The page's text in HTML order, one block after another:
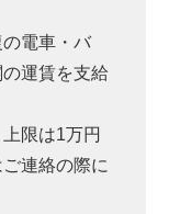
電車・バ
運賃を支給
限は1万円
連絡の際に